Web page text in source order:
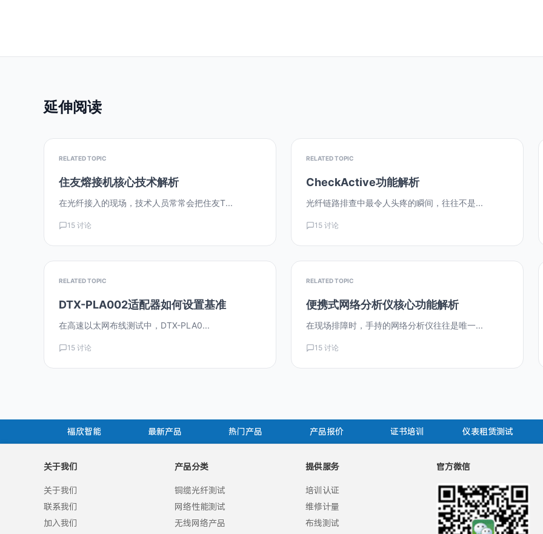
延伸阅读
RELATED TOPIC
住友熔接机核心技术解析
在光纤接入的现场，技术人员常常会把住友T...
15 讨论
RELATED TOPIC
CheckActive功能解析
光纤链路排查中最令人头疼的瞬间，往往不是...
15 讨论
RELATED TOPIC
DTX-PLA002适配器如何设置基准
在高速以太网布线测试中，DTX-PLA0...
15 讨论
RELATED TOPIC
便携式网络分析仪核心功能解析
在现场排障时，手持的网络分析仪往往是唯一...
15 讨论
福欣智能 最新产品 热门产品 产品报价 证书培训 仪表租赁测试
关于我们
关于我们
联系我们
加入我们
产品分类
铜缆光纤测试
网络性能测试
无线网络产品
提供服务
培训认证
维修计量
布线测试
官方微信